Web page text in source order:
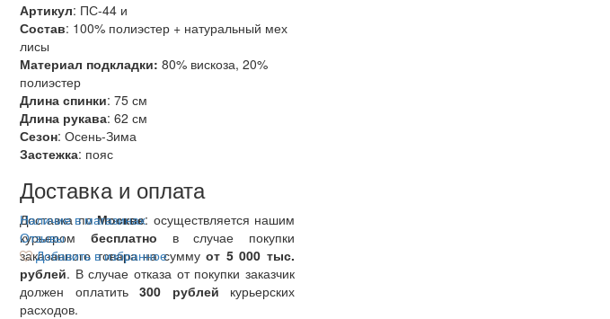
Артикул: ПС-44 и
Состав: 100% полиэстер + натуральный мех
лисы
Материал подкладки: 80% вискоза, 20%
полиэстер
Длина спинки: 75 см
Длина рукава: 62 см
Сезон: Осень-Зима
Застежка: пояс
Доставка и оплата
Доставка поМоскве: осуществляется нашим
курьером бесплатно в случае покупки
заказанного товара на суммуот 5 000 тыс.
рублей. В случае отказа от покупки заказчик
должен оплатить 300 рублей курьерских
расходов.
Наличие в магазинах
Отзывы
Добавить в избранное